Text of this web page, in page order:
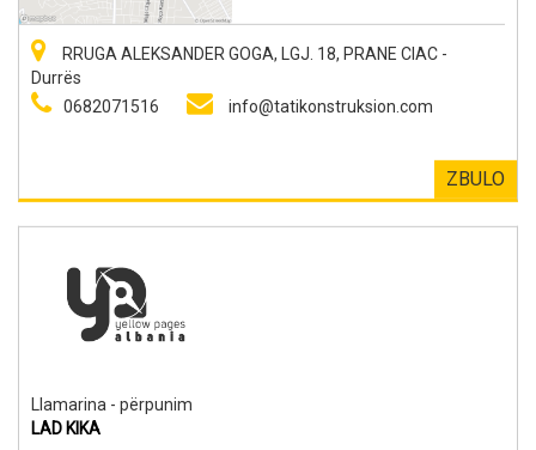
RRUGA ALEKSANDER GOGA, LGJ. 18, PRANE CIAC -
Durrës
0682071516
info@tatikonstruksion.com
ZBULO
Llamarina - përpunim
LAD KIKA